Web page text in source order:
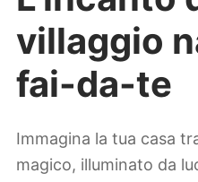
villaggio
fai-da-te
Immagina la tua casa
magico, illuminato da